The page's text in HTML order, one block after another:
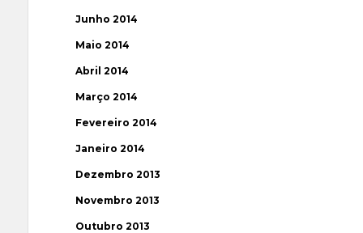
Junho 2014
Maio 2014
Abril 2014
Março 2014
Fevereiro 2014
Janeiro 2014
Dezembro 2013
Novembro 2013
Outubro 2013